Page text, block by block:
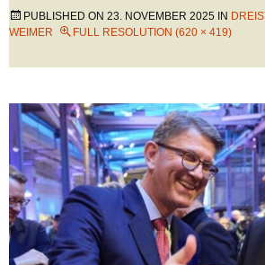
PUBLISHED ON 23. NOVEMBER 2025 IN
WEIMER
FULL RESOLUTION (620 × 419)